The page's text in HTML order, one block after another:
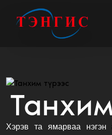
Хэрэв та ямарваа нэгэн